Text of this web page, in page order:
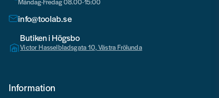
info@toolab.se
Butiken i Högsbo
Victor Hasselbladsgata 10, Västra Frölunda
Information